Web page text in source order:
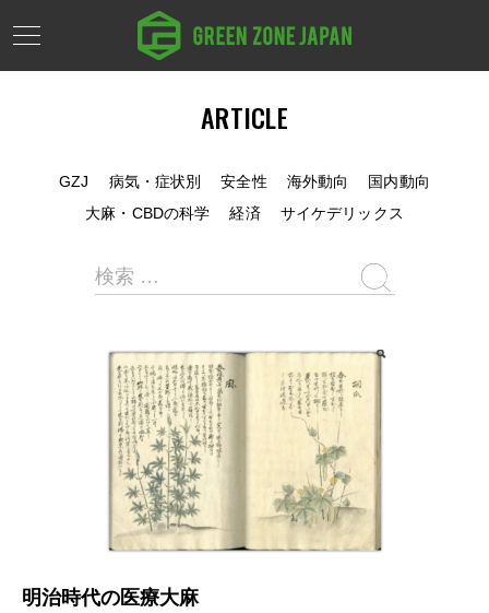
ARTICLE
GZJ 病気・症状別 安全性 海外動向
国内動向
大麻・CBDの科学
経済 サイケデリックス
明治時代の医療大麻